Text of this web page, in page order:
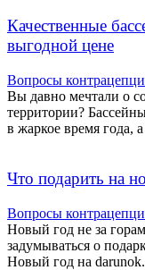
Качественные
выгодной цене
Вопросы
Вы давно мечтали о
территории?
в жаркое время года,
Что подарить на
Вопросы
Новый год не за
задумываться о
Новый год на